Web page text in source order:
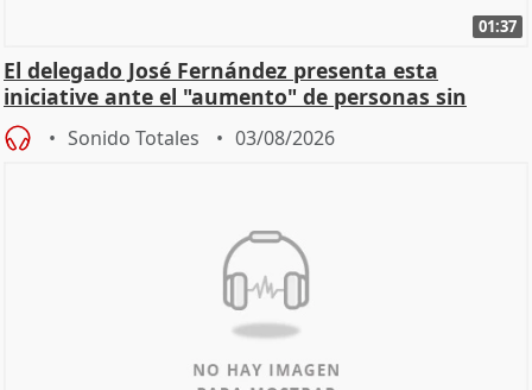
01:37
El delegado José Fernández presenta esta
iniciative ante el "aumento" de personas sin
hogar en Madri
Sonido Totales 03/08/2026